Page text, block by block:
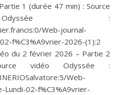
:
Web-journal-
f%C3%A9vrier-2026-(1):2
du 2 février 2026 – Partie 2
vidéo Odyssée :
Web-
Lundi-02-f%C3%A9vrier-